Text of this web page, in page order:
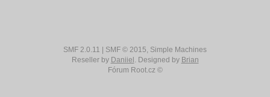
SMF 2.0.11 SMF © 2015, Simple Machines
Reseller by Daniiel . Designed by Brian
Fórum Root.cz ©